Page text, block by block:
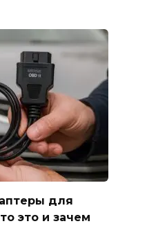
для
это и зачем